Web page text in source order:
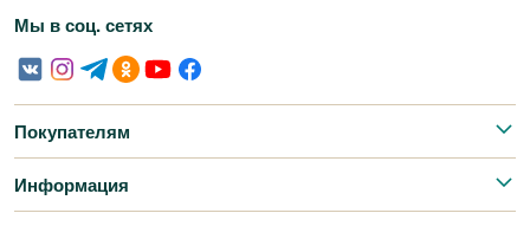
Мы в соц. сетях
Покупателям
Информация